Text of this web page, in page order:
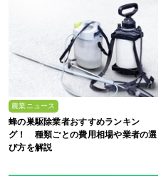
農業ニュース
蜂の巣駆除業者おすすめランキン
グ！ 種類ごとの費用相場や業者の選
び方を解説